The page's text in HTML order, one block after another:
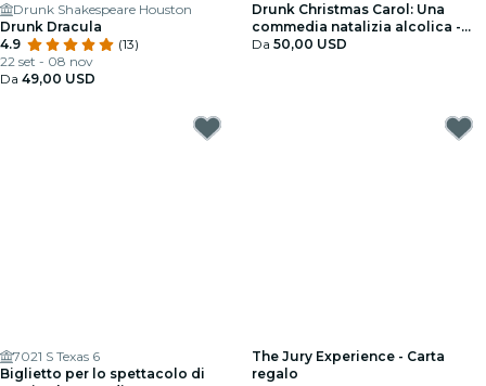
Drunk Shakespeare Houston
Drunk Dracula
4.9
(13)
22 set - 08 nov
Da 49,00 USD
Drunk Christmas Carol: Una
commedia natalizia alcolica -
Carta regalo
Da 50,00 USD
7021 S Texas 6
Biglietto per lo spettacolo di
The Jury Experience - Carta
regalo